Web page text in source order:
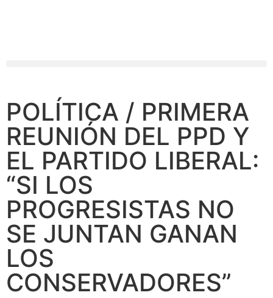
POLÍTICA / PRIMERA
REUNIÓN DEL PPD Y
EL PARTIDO LIBERAL:
“SI LOS
PROGRESISTAS NO
SE JUNTAN GANAN
LOS
CONSERVADORES”